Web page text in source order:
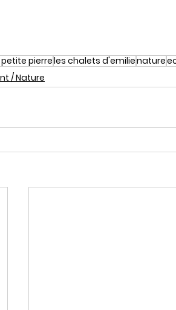
pierreles chalets d'emilienature
/ Nature